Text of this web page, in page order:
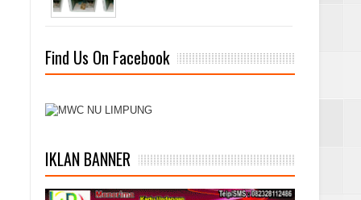
Find Us On Facebook
IKLAN BANNER